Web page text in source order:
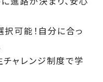
択可能！自分に合っ
チャレンジ制度で学